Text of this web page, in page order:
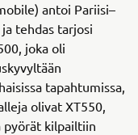
antoi Pariisi–
tehdas tarjosi
joka oli
tapahtumissa,
olivat XT550,
pyörät kilpailtiin